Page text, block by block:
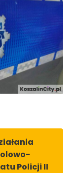
Policji II